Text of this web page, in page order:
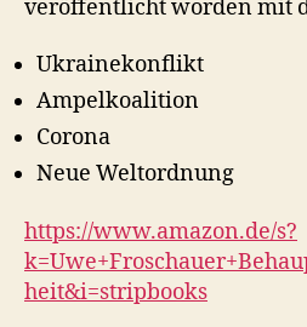
veröffentlicht worden mit
Ukrainekonflikt
Ampelkoalition
Corona
Neue Weltordnung
https://www.amazon.de/s?
heit&i=stripbooks